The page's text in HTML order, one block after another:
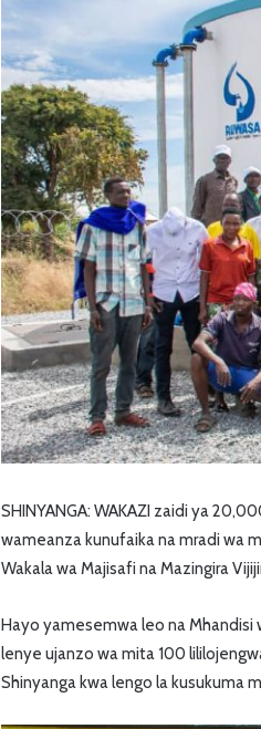
SHINYANGA: WAKAZI zaidi ya
wameanza kunufaika na mradi wa
Wakala wa Majisafi na Mazingira
Hayo yamesemwa leo na Mhandisi
lenye ujanzo wa mita 100
Shinyanga kwa lengo la kusukuma